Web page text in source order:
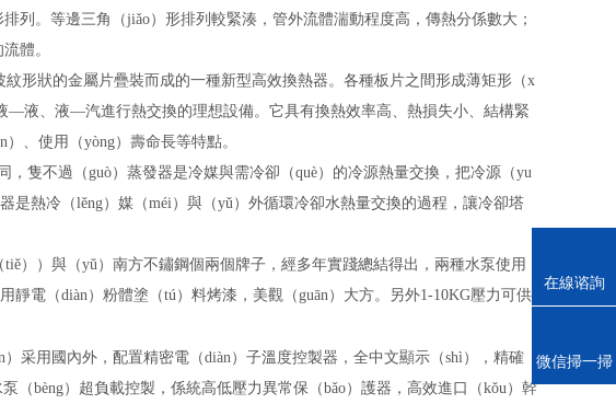
列。等邊三角（jiǎo）形排列較緊湊，管外流體湍動程度高，傳熱分係數大；
體。
形狀的金屬片疊裝而成的一種新型高效換熱器。各種板片之間形成薄矩形（x
—液、液—汽進行熱交換的理想設備。它具有換熱效率高、熱損失小、結構緊
、使用（yòng）壽命長等特點。
，隻不過（guò）蒸發器是冷媒與需冷卻（què）的冷源熱量交換，把冷源（yu
是熱冷（lěng）媒（méi）與（yǔ）外循環冷卻水熱量交換的過程，讓冷卻塔
））與（yǔ）南方不鏽鋼個兩個牌子，經多年實踐總結得出，兩種水泵使用
靜電（diàn）粉體塗（tú）料烤漆，美觀（guān）大方。
另外1-10KG壓力可供
）采用國內外， 配置精密電（diàn）子溫度控製器，全中文顯示（shì），精確
（bèng）超負載控製，係統高低壓力異常保（bǎo）護器，高效進口（kǒu）幹
在線谘詢
電話
微信掃一掃